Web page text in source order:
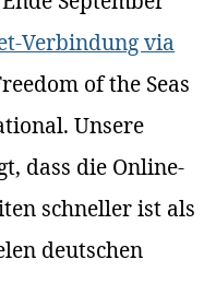
Verbindung via
of the Seas
Unsere
dass die Online-
schneller ist als
deutschen